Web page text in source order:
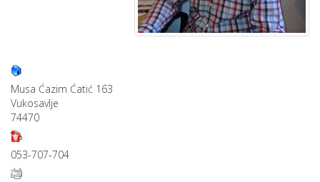
Musa Ćazim Ćatić 163
Vukosavlje
74470
053-707-704